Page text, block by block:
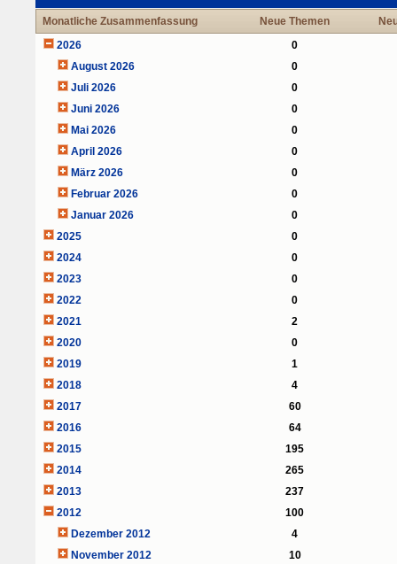
Monatliche Zusammenfassung Neue Themen
2026
0
August 2026
0
Juli 2026
0
Juni 2026
0
Mai 2026
0
April 2026
0
März 2026
0
Februar 2026
0
Januar 2026
0
2025
0
2024
0
2023
0
2022
0
2021
2
2020
0
2019
1
2018
4
2017
60
2016
64
2015
195
2014
265
2013
237
2012
100
Dezember 2012
4
November 2012
10